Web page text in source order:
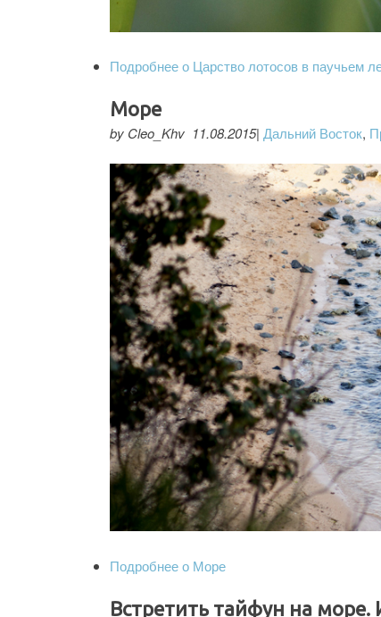
Подробнеео Царство лотосов в паучьем
Море
by Cleo_Khv 11.08.2015| Дальний Восток,
Подробнеео Море
Встретить тайфун на